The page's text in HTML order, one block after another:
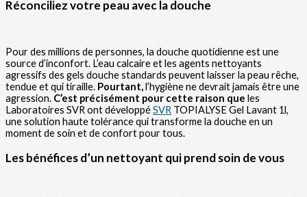
Réconciliez votre peau avec la douche
Pour des millions de personnes, la douche quotidienne est une
source d’inconfort. L’eau calcaire et les agents nettoyants
agressifs des gels douche standards peuvent laisser la peau rêche,
tendue et qui tiraille. Pourtant,l’hygiène ne devrait jamais être une
agression. C’est précisément pour cette raison que les
Laboratoires SVR ont développéSVR TOPIALYSE Gel Lavant 1l,
une solution haute tolérance qui transforme la douche en un
moment de soin et de confort pour tous.
Les bénéfices d’un nettoyant qui prend soin de vous